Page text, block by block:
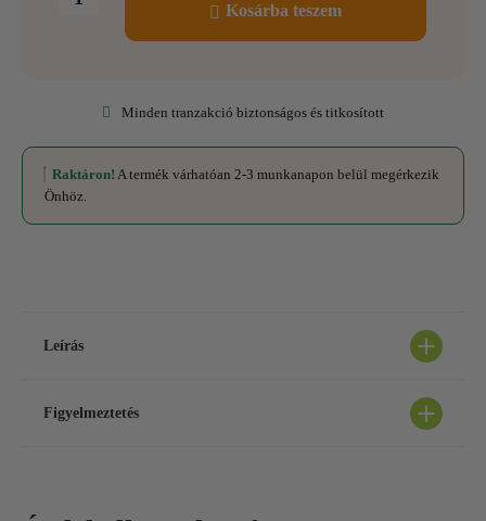
Kosárba teszem
Minden tranzakció biztonságos és titkosított
Raktáron! A termék várhatóan 2-3 munkanapon belül megérkezik
Önhöz.
Leírás
Figyelmeztetés